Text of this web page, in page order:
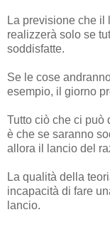
La previsione che il
realizzerà solo se
soddisfatte.
Se le cose
esempio, il giorno
Tutto ciò che ci può
è che se saranno
allora il lancio del
La qualità della
incapacità di fare
lancio.